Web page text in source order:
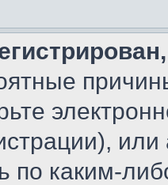
по каким-